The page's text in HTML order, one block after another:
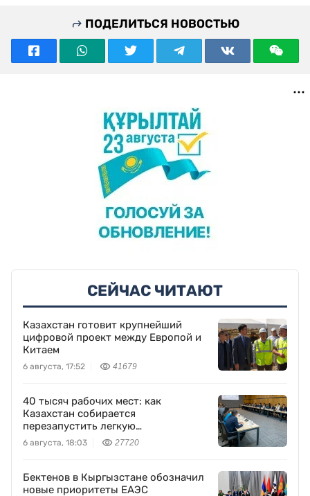
ПОДЕЛИТЬСЯ НОВОСТЬЮ
СЕЙЧАС ЧИТАЮТ
Казахстан готовит крупнейший
цифровой проект между Европой и
Китаем
6 августа, 17:52 41679
40 тысяч рабочих мест: как
Казахстан собирается
перезапустить легкую
промышленность
6 августа, 18:03 27720
Бектенов в Кыргызстане обозначил
новые приоритеты ЕАЭС